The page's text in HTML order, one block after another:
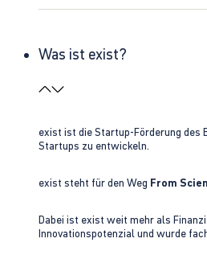
Was ist exist?
exist ist die Startup-Förderung des
Startups zu entwickeln.
exist steht für den Weg From
Dabei ist exist weit mehr als
Innovationspotenzial und wurde